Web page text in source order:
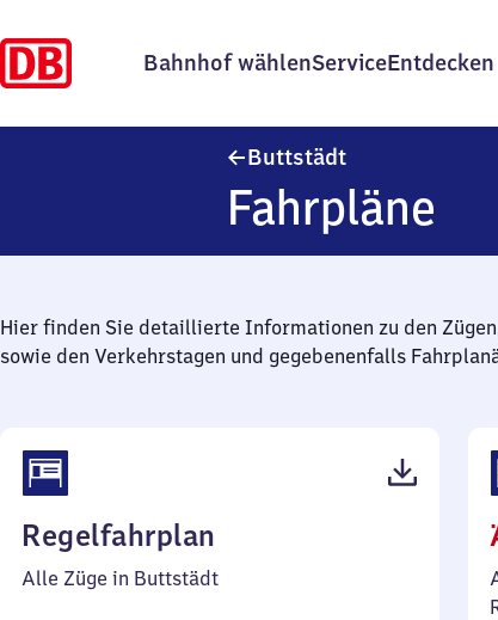
Bahnhof wählenServiceEntdecken
Buttstädt
Fahrpläne
Hier finden Sie detaillierte Informationen zu den
sowie den Verkehrstagen und gegebenenfalls
Regelfahrplan
34
Alle Züge in Buttstädt